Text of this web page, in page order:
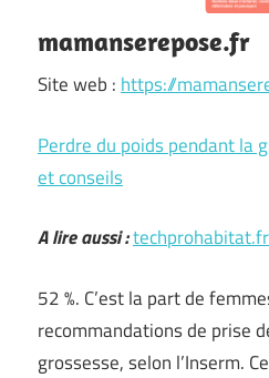
mamanserepose.fr
Site web : https://
Perdre du poids pendant la
et conseils
A lire aussi :techprohabitat.fr
52 %. C’est la part de
recommandations de prise
grossesse, selon l’Inserm.